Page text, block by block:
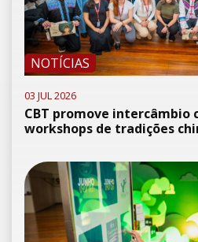
NOTÍCIAS
03 JUL 2026
CBT promove intercâmbio
workshops de tradições